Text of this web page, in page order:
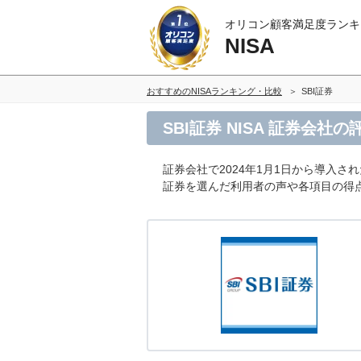
オリコン顧客満足度ラン
NISA
おすすめのNISAランキング・比較 SBI証券
SBI証券 NISA 証券会社の
証券会社で2024年1月1日から導入さ
証券を選んだ利用者の声や各項目の得